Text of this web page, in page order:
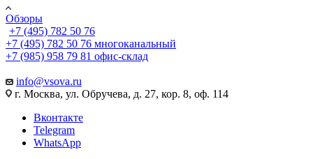
Обзоры
+7 (495) 782 50 76
+7 (495) 782 50 76 многоканальный
+7 (985) 958 79 81 офис-склад
info@vsova.ru
г. Москва, ул. Обручева, д. 27, кор. 8, оф. 114
Вконтакте
Telegram
WhatsApp